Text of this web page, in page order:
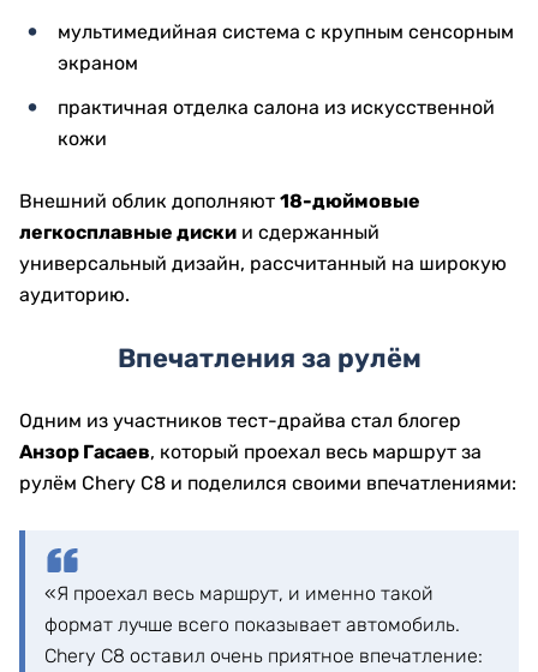
мультимедийная система с крупным сенсорным
экраном
практичная отделка салона из искусственной
кожи
Внешний облик дополняют 18-дюймовые
легкосплавные диски и сдержанный
универсальный дизайн, рассчитанный на широкую
аудиторию.
Впечатления за рулём
Одним из участников тест-драйва стал блогер
Анзор Гасаев, который проехал весь маршрут за
рулём Chery C8 и поделился своими впечатлениями:
«Я проехал весь маршрут, и именно такой
формат лучше всего показывает автомобиль.
Chery C8 оставил очень приятное впечатление: